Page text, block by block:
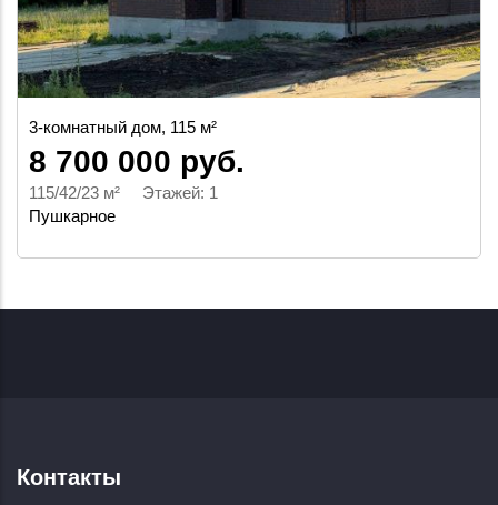
3-комнатный дом, 115 м²
8 700 000 руб.
115/42/23 м² Этажей: 1
Пушкарное
Контакты